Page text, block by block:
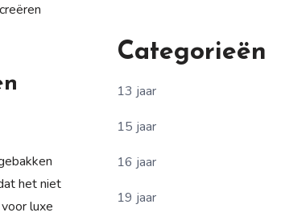
het niet
luxe
Categorieën
13 jaar
15 jaar
16 jaar
19 jaar